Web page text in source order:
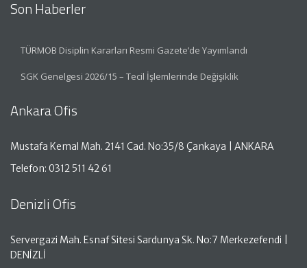
Son Haberler
TÜRMOB Disiplin Kararları Resmi Gazete’de Yayımlandı
SGK Genelgesi 2026/15 – Tecil İşlemlerinde Değişiklik
Ankara Ofis
Mustafa Kemal Mah. 2141 Cad. No:35/8 Çankaya | ANKARA
Telefon: 0312 511 42 61
Denizli Ofis
Servergazi Mah. Esnaf Sitesi Sardunya Sk. No:7 Merkezefendi |
DENİZLİ